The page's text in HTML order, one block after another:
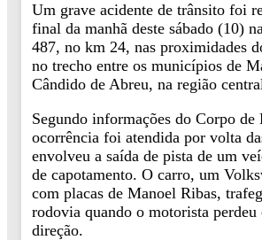
Um grave acidente de trânsito foi
final da manhã deste sábado (10)
487, no km 24, nas proximidades
no trecho entre os municípios de
Cândido de Abreu, na região
Segundo informações do Corpo de
ocorrência foi atendida por volta
envolveu a saída de pista de um
de capotamento. O carro, um
com placas de Manoel Ribas,
rodovia quando o motorista perdeu
direção.